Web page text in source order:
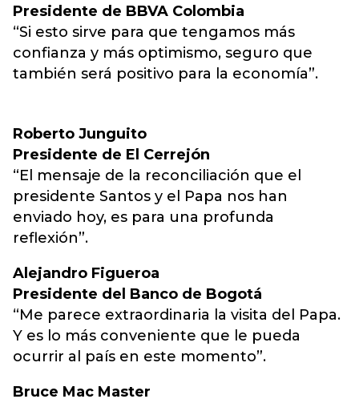
Presidente de BBVA Colombia
“Si esto sirve para que tengamos más
confianza y más optimismo, seguro que
también será positivo para la economía”.
Roberto Junguito
Presidente de El Cerrejón
“El mensaje de la reconciliación que el
presidente Santos y el Papa nos han
enviado hoy, es para una profunda
reflexión”.
Alejandro Figueroa
Presidente del Banco de Bogotá
“Me parece extraordinaria la visita del Papa.
Y es lo más conveniente que le pueda
ocurrir al país en este momento”.
Bruce Mac Master